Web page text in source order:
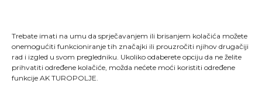
Trebate imati na umu da sprječavanjem ili brisanjem kolačića možete
onemogućiti funkcioniranje tih značajki ili prouzročiti njihov drugačiji
rad i izgled u svom pregledniku. Ukoliko odaberete opciju da ne želite
prihvatiti određene kolačiće, možda nećete moći koristiti određene
funkcije AK TUROPOLJE.
"Kao što svaki trkač zna, trčanje je više od pukog
stavljanja jedne noge ispred druge; ono je način života
i dio onoga što jesmo."